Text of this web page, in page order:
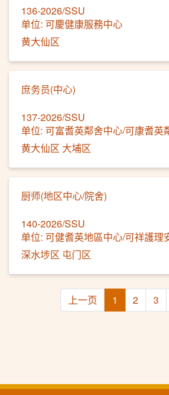
136-2026/SSU
单位: 可慶健康服務中心
黄大仙区
庶务员(中心)
137-2026/SSU
单位: 可富耆英鄰舍中心/可康耆英
黄大仙区 大埔区
厨师(地区中心/院舍)
140-2026/SSU
单位: 可健耆英地區中心/可祥護理
深水埗区 屯门区
上一页 1 2 3